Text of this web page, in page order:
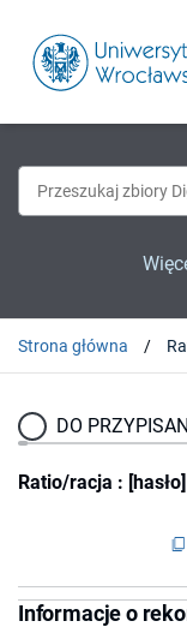
Strona główna
DO
Ratio/racja : [hasło]
Informacje o